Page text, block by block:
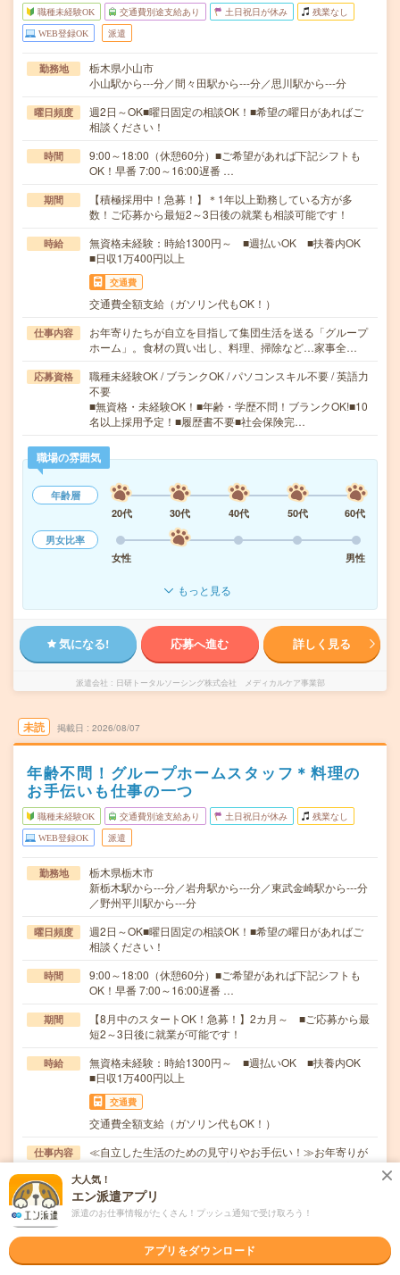
職種未経験OK 交通費別途支給あり 土日祝日が休み 残業なし
WEB登録OK 派遣
勤務地
栃木県小山市
小山駅から---分／間々田駅から---分／思川駅から---分
曜日頻度
週2日～OK■曜日固定の相談OK！■希望の曜日があればご
相談ください！
時間
9:00～18:00（休憩60分）■ご希望があれば下記シフトも
OK！早番 7:00～16:00遅番 …
期間
【積極採用中！急募！】＊1年以上勤務している方が多
数！ご応募から最短2～3日後の就業も相談可能です！
時給
無資格未経験：時給1300円～ ■週払いOK ■扶養内OK
■日収1万400円以上
交通費
交通費全額支給（ガソリン代もOK！）
仕事内容
お年寄りたちが自立を目指して集団生活を送る「グループ
ホーム」。食材の買い出し、料理、掃除など…家事全…
応募資格
職種未経験OK / ブランクOK / パソコンスキル不要 / 英語力
不要
■無資格・未経験OK！■年齢・学歴不問！ブランクOK!■10
名以上採用予定！■履歴書不要■社会保険完…
職場の雰囲気
年齢層
20代
30代 40代 50代
60代
男女比率
女性
男性
もっと見る
気になる! 応募へ進む 詳しく見る
派遣会社 日研トータルソーシング株式会社 メディカルケア事業部
未読 掲載日 2026/08/07
年齢不問！グループホームスタッフ＊料理の
お手伝いも仕事の一つ
職種未経験OK 交通費別途支給あり 土日祝日が休み 残業なし
WEB登録OK 派遣
勤務地
栃木県栃木市
新栃木駅から---分／岩舟駅から---分／東武金崎駅から---分
／野州平川駅から---分
曜日頻度
週2日～OK■曜日固定の相談OK！■希望の曜日があればご
相談ください！
時間
9:00～18:00（休憩60分）■ご希望があれば下記シフトも
OK！早番 7:00～16:00遅番 …
期間
【8月中のスタートOK！急募！】2カ月～ ■ご応募から最
短2～3日後に就業が可能です！
時給
無資格未経験：時給1300円～ ■週払いOK ■扶養内OK
■日収1万400円以上
交通費
交通費全額支給（ガソリン代もOK！）
仕事内容
≪自立した生活のための見守りやお手伝い！≫お年寄りが
少人数で生活する「グループホーム」。利用者さんが…
応募資格
職種未経験OK / ブランクOK / パソコンスキル不要 / 英語力
不要
歴書不要■面談確約■社会保険完備■社員登用…
大人気！
エン派遣アプリ
派遣のお仕事情報がたくさん！プッシュ通知で受け取ろう！
アプリをダウンロード